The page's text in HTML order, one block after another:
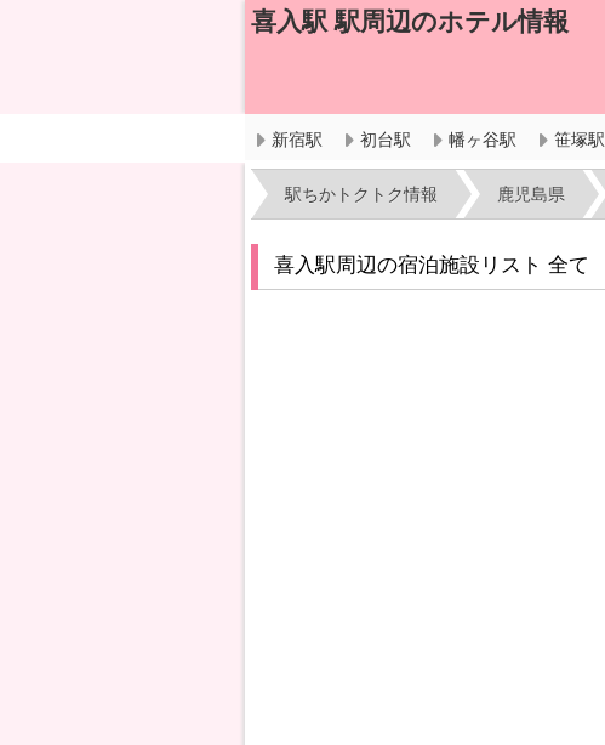
喜入駅 駅周辺のホテル情報
新宿駅 初台駅 幡ヶ谷駅 笹塚駅
駅ちかトクトク情報 鹿児島県
喜入駅周辺の宿泊施設リスト 全て